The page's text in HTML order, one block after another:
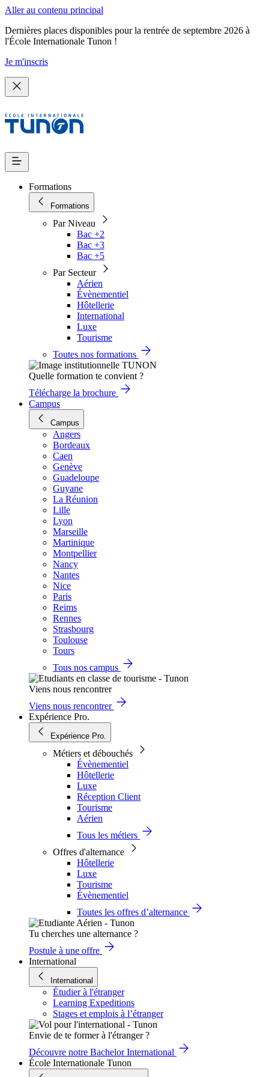
Aller au contenu principal
Dernières places disponibles pour la rentrée de septembre 2026 à
l'École Internationale Tunon !
Je m'inscris
Formations
Formations
Par Niveau
Bac +2
Bac +3
Bac +5
Par Secteur
Aérien
Évènementiel
Hôtellerie
International
Luxe
Tourisme
Toutes nos formations
Quelle formation te convient ?
Télécharge la brochure
Campus
Campus
Angers
Bordeaux
Caen
Genève
Guadeloupe
Guyane
La Réunion
Lille
Lyon
Marseille
Martinique
Montpellier
Nancy
Nantes
Nice
Paris
Reims
Rennes
Strasbourg
Toulouse
Tours
Tous nos campus
Viens nous rencontrer
Viens nous rencontrer
Expérience Pro.
Expérience Pro.
Métiers et débouchés
Évènementiel
Hôtellerie
Luxe
Réception Client
Tourisme
Aérien
Tous les métiers
Offres d'alternance
Hôtellerie
Luxe
Tourisme
Évènementiel
Toutes les offres d’alternance
Tu cherches une alternance ?
Postule à une offre
International
International
Étudier à l'étranger
Learning Expeditions
Stages et emplois à l’étranger
Envie de te former à l'étranger ?
Découvre notre Bachelor International
École Internationale Tunon